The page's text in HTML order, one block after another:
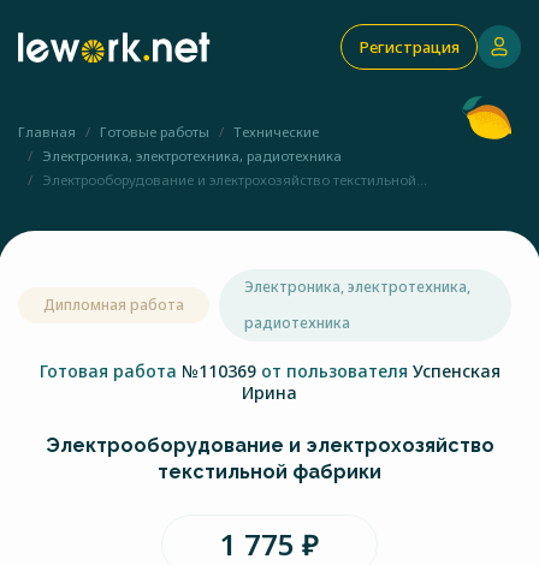
Регистрация
Главная Готовые работы
Технические
Электроника, электротехника, радиотехника
Электрооборудование и электрохозяйство текстильной...
Дипломная работа
Электроника, электротехника,
радиотехника
Готовая работа №110369 от пользователя Успенская
Ирина
Электрооборудование и электрохозяйство
текстильной фабрики
1 775 ₽